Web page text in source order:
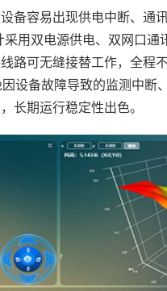
容易出现供电中断、通讯
用双电源供电、双网口通
路可无缝接替工作，全程
设备故障导致的监测中断
长期运行稳定性出色。